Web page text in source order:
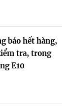
báo hết hàng,
tra, trong
E10